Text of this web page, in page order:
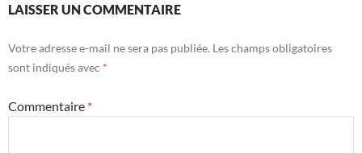
LAISSER UN COMMENTAIRE
Votre adresse e-mail ne sera pas publiée. Les champs obligatoires
sont indiqués avec *
Commentaire *